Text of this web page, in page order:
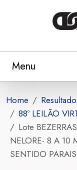
Menu
Home
88º LEILÃO
Lote
NELORE- 8 A 10
SENTIDO